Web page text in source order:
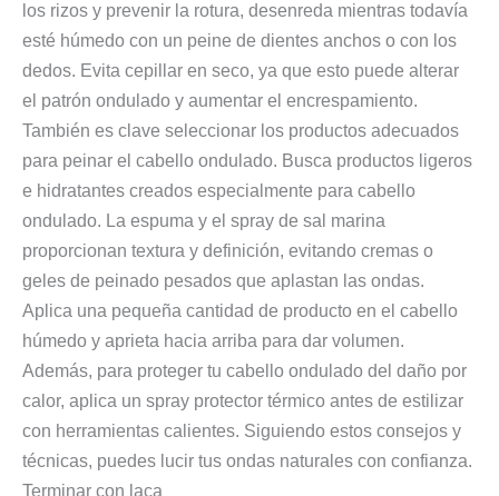
los rizos y prevenir la rotura, desenreda mientras todavía
esté húmedo con un peine de dientes anchos o con los
dedos. Evita cepillar en seco, ya que esto puede alterar
el patrón ondulado y aumentar el encrespamiento.
También es clave seleccionar los productos adecuados
para peinar el cabello ondulado. Busca productos ligeros
e hidratantes creados especialmente para cabello
ondulado. La espuma y el spray de sal marina
proporcionan textura y definición, evitando cremas o
geles de peinado pesados que aplastan las ondas.
Aplica una pequeña cantidad de producto en el cabello
húmedo y aprieta hacia arriba para dar volumen.
Además, para proteger tu cabello ondulado del daño por
calor, aplica un spray protector térmico antes de estilizar
con herramientas calientes. Siguiendo estos consejos y
técnicas, puedes lucir tus ondas naturales con confianza.
Terminar con laca